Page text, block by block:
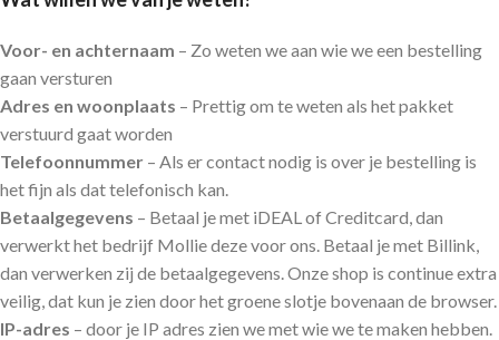
Voor- en achternaam – Zo weten we aan wie we een bestelling
gaan versturen
Adres en woonplaats – Prettig om te weten als het pakket
verstuurd gaat worden
Telefoonnummer – Als er contact nodig is over je bestelling is
het fijn als dat telefonisch kan.
Betaalgegevens – Betaal je met iDEAL of Creditcard, dan
verwerkt het bedrijf Mollie deze voor ons. Betaal je met Billink,
dan verwerken zij de betaalgegevens. Onze shop is continue extra
veilig, dat kun je zien door het groene slotje bovenaan de browser.
IP-adres – door je IP adres zien we met wie we te maken hebben.